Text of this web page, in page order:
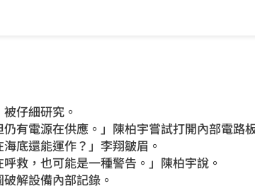
仔細研究。
仍有電源在供應。」陳柏宇嘗試打開內部電路
底還能運作？」李翔皺眉。
救，也可能是一種警告。」陳柏宇說。
解設備內部記錄。